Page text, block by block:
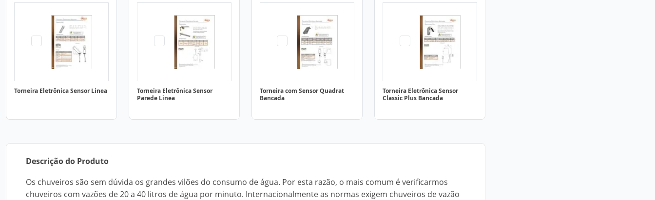
Torneira Eletrônica Sensor Linea
Torneira Eletrônica Sensor
Parede Linea
Torneira com Sensor Quadrat
Bancada
Torneira Eletrônica Sensor
Classic Plus Bancada
Descrição do Produto
Os chuveiros são sem dúvida os grandes vilões do consumo de água. Por esta razão, o mais comum é verificarmos
chuveiros com vazões de 20 a 40 litros de água por minuto. Internacionalmente as normas exigem chuveiros de vazão